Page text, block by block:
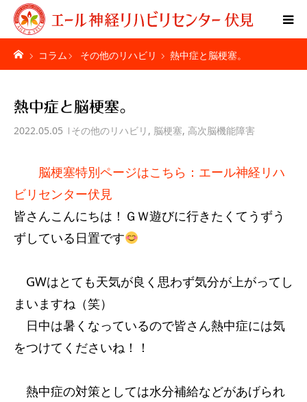
コラム その他のリハビリ 熱中症と脳梗塞。
熱中症と脳梗塞。
2022.05.05 その他のリハビリ , 脳梗塞, 高次脳機能障害
脳梗塞特別ページはこちら：エール神経リハ
ビリセンター伏見
皆さんこんにちは！ＧＷ遊びに行きたくてうずう
ずしている日置です
GWはとても天気が良く思わず気分が上がってし
まいますね（笑）
日中は暑くなっているので皆さん熱中症には気
をつけてくださいね！！
熱中症の対策としては水分補給などがあげられ
Home
特別リハビリ体験
ご利用者様の声
疾患別ページ
料金表
お問い合わせ
施設紹介
サービス内容